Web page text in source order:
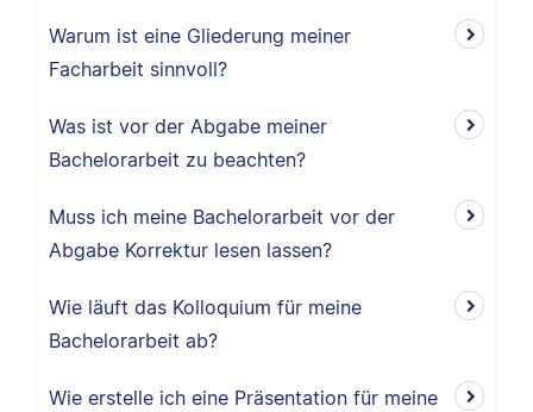
Warum ist eine Gliederung meiner
Facharbeit sinnvoll?
Was ist vor der Abgabe meiner
Bachelorarbeit zu beachten?
Muss ich meine Bachelorarbeit vor der
Abgabe Korrektur lesen lassen?
Wie läuft das Kolloquium für meine
Bachelorarbeit ab?
Wie erstelle ich eine Präsentation für meine